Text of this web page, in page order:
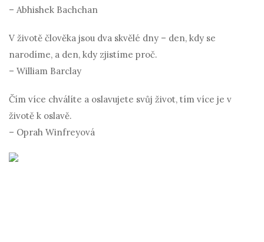
– Abhishek Bachchan
V životě člověka jsou dva skvělé dny – den, kdy se
narodíme, a den, kdy zjistíme proč.
– William Barclay
Čím více chválíte a oslavujete svůj život, tím více je v
životě k oslavě.
– Oprah Winfreyová